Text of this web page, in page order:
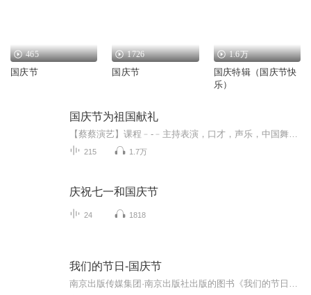
465
国庆节
1726
国庆节
1.6万
国庆特辑（国庆节快
乐）
国庆节为祖国献礼
215 1.7万
庆祝七一和国庆节
24 1818
我们的节日-国庆节